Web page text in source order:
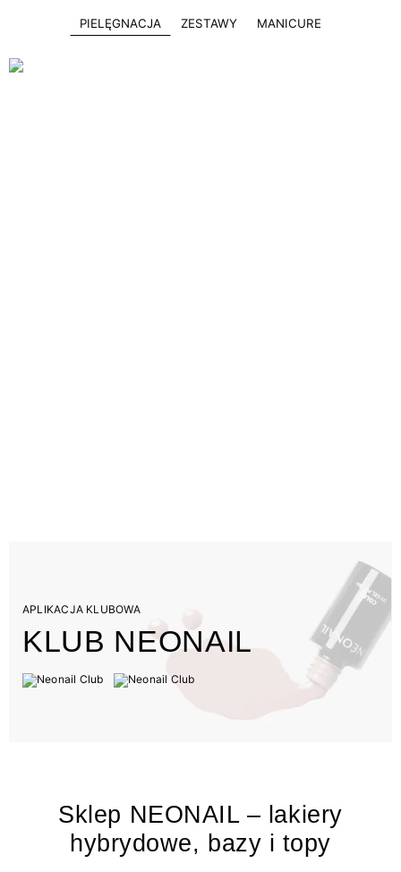
PIELĘGNACJA ZESTAWY MANICURE
APLIKACJA KLUBOWA
KLUB NEONAIL
Sklep NEONAIL – lakiery
hybrydowe, bazy i topy